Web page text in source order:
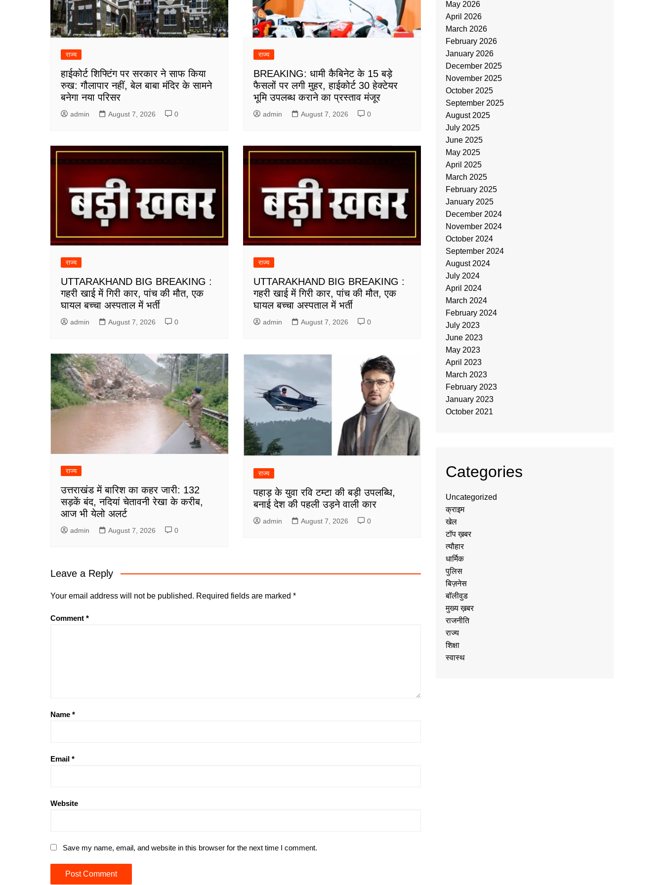
राज्य
हाईकोर्ट शिफ्टिंग पर सरकार ने साफ किया
रुख: गौलापार नहीं, बेल बाबा मंदिर के सामने
बनेगा नया परिसर
admin August 7, 2026 0
राज्य
BREAKING: धामी कैबिनेट के 15 बड़े
फैसलों पर लगी मुहर, हाईकोर्ट 30 हेक्टेयर
भूमि उपलब्ध कराने का प्रस्ताव मंजूर
admin August 7, 2026 0
राज्य
UTTARAKHAND BIG BREAKING :
गहरी खाई में गिरी कार, पांच की मौत, एक
घायल बच्चा अस्पताल में भर्ती
admin August 7, 2026 0
राज्य
UTTARAKHAND BIG BREAKING :
गहरी खाई में गिरी कार, पांच की मौत, एक
घायल बच्चा अस्पताल में भर्ती
admin August 7, 2026 0
राज्य
उत्तराखंड में बारिश का कहर जारी: 132
सड़कें बंद, नदियां चेतावनी रेखा के करीब,
आज भी येलो अलर्ट
admin August 7, 2026 0
राज्य
पहाड़ के युवा रवि टम्टा की बड़ी उपलब्धि,
बनाई देश की पहली उड़ने वाली कार
admin August 7, 2026 0
Leave a Reply
Your email address will not be published. Required fields are marked *
Comment *
Name *
Email *
Website
Save my name, email, and website in this browser for the next time I comment.
May 2026
April 2026
March 2026
February 2026
January 2026
December 2025
November 2025
October 2025
September 2025
August 2025
July 2025
June 2025
May 2025
April 2025
March 2025
February 2025
January 2025
December 2024
November 2024
October 2024
September 2024
August 2024
July 2024
April 2024
March 2024
February 2024
July 2023
June 2023
May 2023
April 2023
March 2023
February 2023
January 2023
October 2021
Categories
Uncategorized
क्राइम
खेल
टॉप ख़बर
त्यौहार
धार्मिक
पुलिस
बिज़नेस
बॉलीवुड
मुख्य ख़बर
राजनीति
राज्य
शिक्षा
स्वास्थ